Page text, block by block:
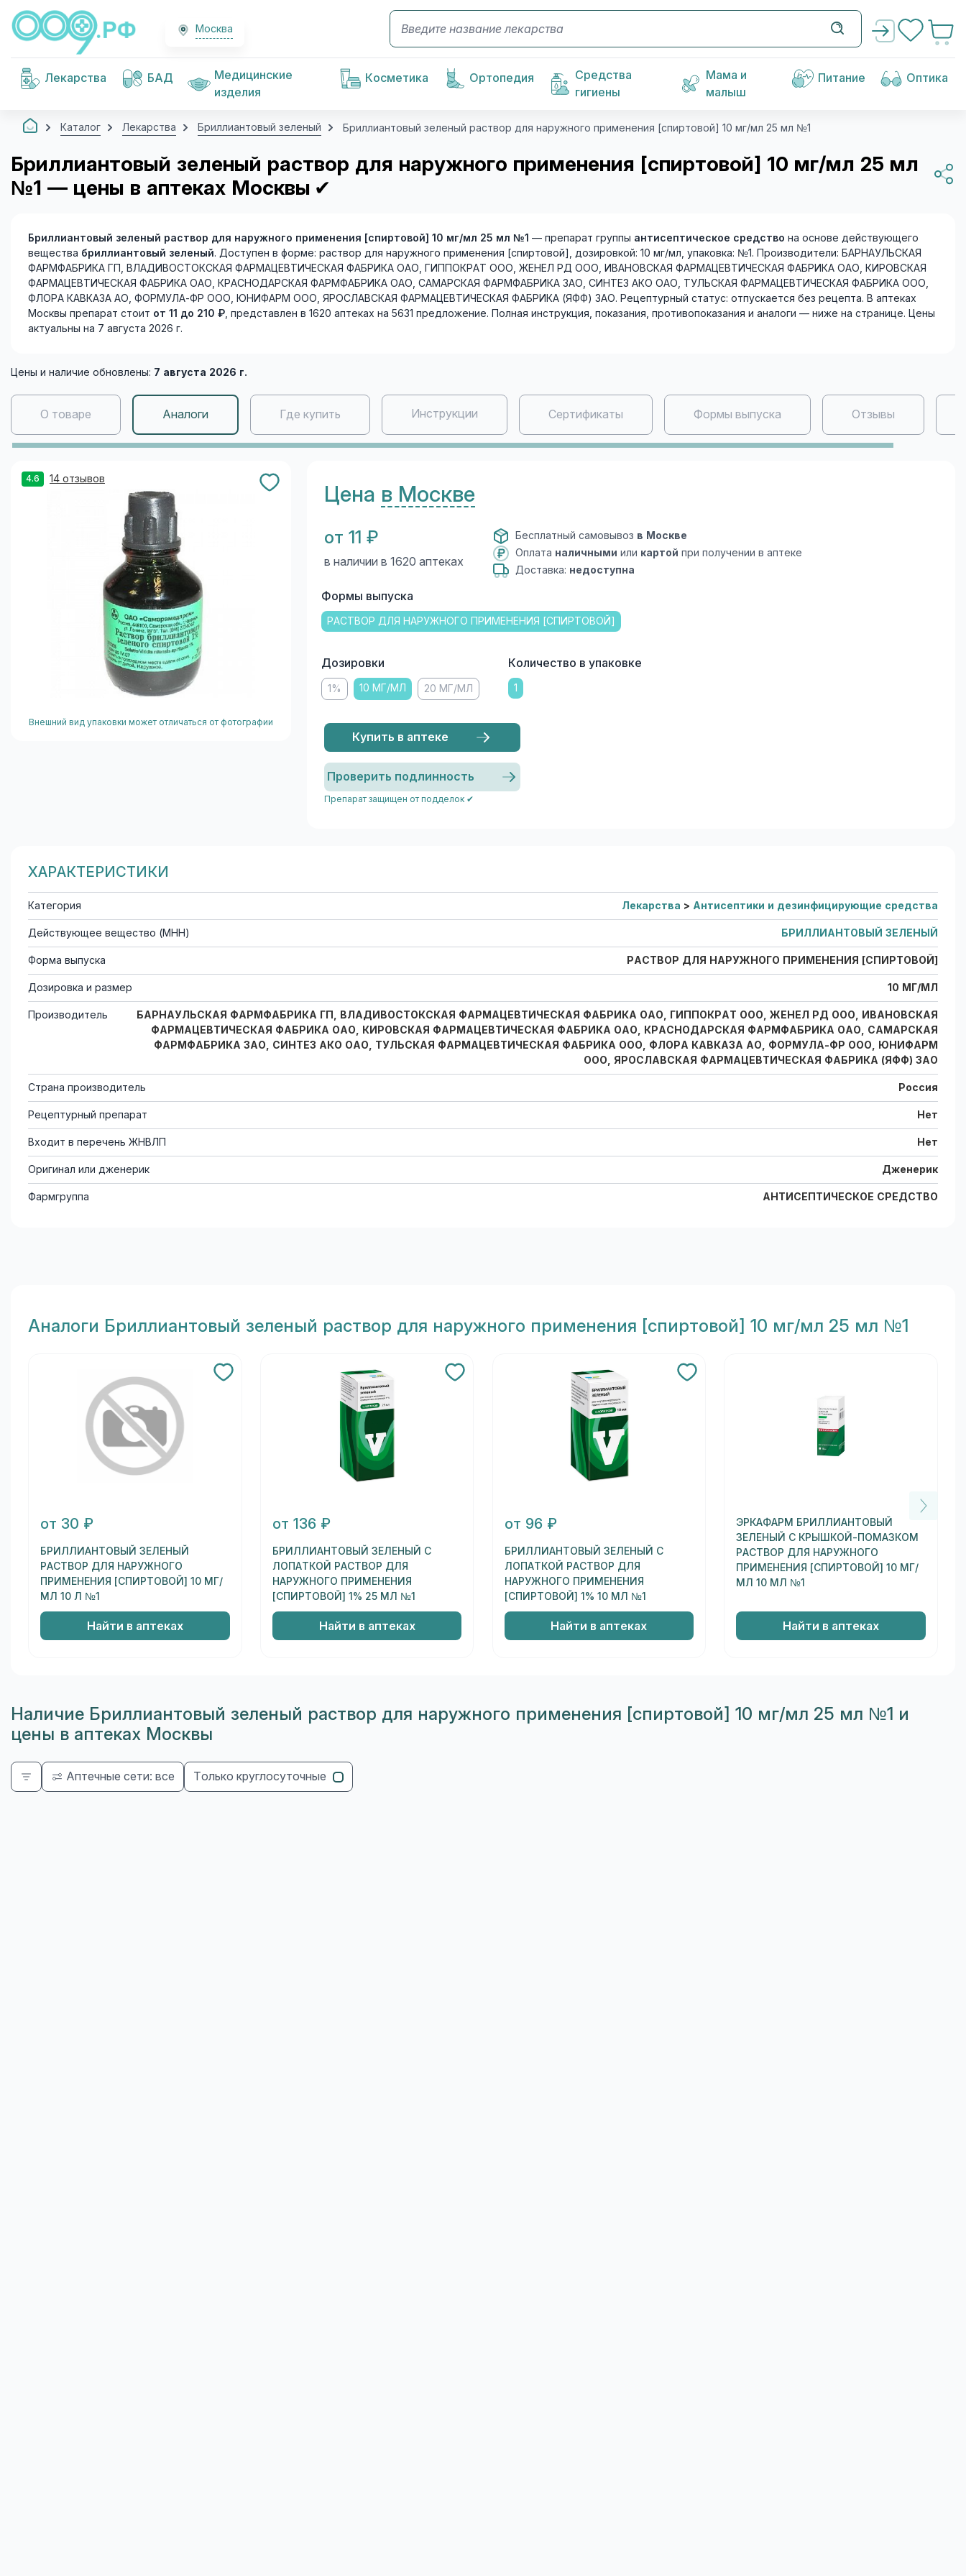
Москва
Лекарства БАД
Медицинские
изделия
Косметика Ортопедия
Средства
гигиены
Мама и
малыш
Питание Оптика
Каталог Лекарства Бриллиантовый зеленый Бриллиантовый зеленый раствор для наружного применения [спиртовой] 10 мг/мл 25 мл №1
Бриллиантовый зеленый раствор для наружного применения [спиртовой] 10 мг/мл 25 мл
№1 — цены в аптеках Москвы ✔
Бриллиантовый зеленый раствор для наружного применения [спиртовой] 10 мг/мл 25 мл №1 — препарат группы антисептическое средство на основе действующего
вещества бриллиантовый зеленый. Доступен в форме: раствор для наружного применения [спиртовой], дозировкой: 10 мг/мл, упаковка: №1. Производители: БАРНАУЛЬСКАЯ
ФАРМФАБРИКА ГП, ВЛАДИВОСТОКСКАЯ ФАРМАЦЕВТИЧЕСКАЯ ФАБРИКА ОАО, ГИППОКРАТ ООО, ЖЕНЕЛ РД ООО, ИВАНОВСКАЯ ФАРМАЦЕВТИЧЕСКАЯ ФАБРИКА ОАО, КИРОВСКАЯ
ФАРМАЦЕВТИЧЕСКАЯ ФАБРИКА ОАО, КРАСНОДАРСКАЯ ФАРМФАБРИКА ОАО, САМАРСКАЯ ФАРМФАБРИКА ЗАО, СИНТЕЗ АКО ОАО, ТУЛЬСКАЯ ФАРМАЦЕВТИЧЕСКАЯ ФАБРИКА OOO,
ФЛОРА КАВКАЗА АО, ФОРМУЛА-ФР ООО, ЮНИФАРМ ООО, ЯРОСЛАВСКАЯ ФАРМАЦЕВТИЧЕСКАЯ ФАБРИКА (ЯФФ) ЗАО. Рецептурный статус: отпускается без рецепта. В аптеках
Москвы препарат стоит от 11 до 210 ₽ , представлен в 1620 аптеках на 5631 предложение. Полная инструкция, показания, противопоказания и аналоги — ниже на странице. Цены
актуальны на 7 августа 2026 г.
Цены и наличие обновлены: 7 августа 2026 г.
О товаре Аналоги Где купить Инструкции Сертификаты Формы выпуска Отзывы
4.6 14 отзывов
Внешний вид упаковки может отличаться от фотографии
Цена в Москве
от 11 ₽
в наличии в 1620 аптеках
Бесплатный самовывоз в Москве
Оплата наличными или картой при получении в аптеке
Доставка: недоступна
Формы выпуска
РАСТВОР ДЛЯ НАРУЖНОГО ПРИМЕНЕНИЯ [СПИРТОВОЙ]
Дозировки
1% 10 МГ/МЛ 20 МГ/МЛ
Количество в упаковке
1
Купить в аптеке
Проверить подлинность
Препарат защищен от подделок ✔
ХАРАКТЕРИСТИКИ
Категория Лекарства > Антисептики и дезинфицирующие средства
Действующее вещество (МНН) БРИЛЛИАНТОВЫЙ ЗЕЛЕНЫЙ
Форма выпуска РАСТВОР ДЛЯ НАРУЖНОГО ПРИМЕНЕНИЯ [СПИРТОВОЙ]
Дозировка и размер 10 МГ/МЛ
Производитель
БАРНАУЛЬСКАЯ ФАРМФАБРИКА ГП, ВЛАДИВОСТОКСКАЯ ФАРМАЦЕВТИЧЕСКАЯ ФАБРИКА ОАО, ГИППОКРАТ ООО, ЖЕНЕЛ РД ООО, ИВАНОВСКАЯ
ФАРМАЦЕВТИЧЕСКАЯ ФАБРИКА ОАО, КИРОВСКАЯ ФАРМАЦЕВТИЧЕСКАЯ ФАБРИКА ОАО, КРАСНОДАРСКАЯ ФАРМФАБРИКА ОАО, САМАРСКАЯ
ФАРМФАБРИКА ЗАО, СИНТЕЗ АКО ОАО, ТУЛЬСКАЯ ФАРМАЦЕВТИЧЕСКАЯ ФАБРИКА OOO, ФЛОРА КАВКАЗА АО, ФОРМУЛА-ФР ООО, ЮНИФАРМ
ООО, ЯРОСЛАВСКАЯ ФАРМАЦЕВТИЧЕСКАЯ ФАБРИКА (ЯФФ) ЗАО
Страна производитель Россия
Рецептурный препарат Нет
Входит в перечень ЖНВЛП Нет
Оригинал или дженерик Дженерик
Фармгруппа АНТИСЕПТИЧЕСКОЕ СРЕДСТВО
Aналоги Бриллиантовый зеленый раствор для наружного применения [спиртовой] 10 мг/мл 25 мл №1
от 30 ₽
БРИЛЛИАНТОВЫЙ ЗЕЛЕНЫЙ
РАСТВОР ДЛЯ НАРУЖНОГО
ПРИМЕНЕНИЯ [СПИРТОВОЙ] 10 МГ/
МЛ 10 Л №1
Найти в аптеках
от 136 ₽
БРИЛЛИАНТОВЫЙ ЗЕЛЕНЫЙ С
ЛОПАТКОЙ РАСТВОР ДЛЯ
НАРУЖНОГО ПРИМЕНЕНИЯ
[СПИРТОВОЙ] 1% 25 МЛ №1
Найти в аптеках
от 96 ₽
БРИЛЛИАНТОВЫЙ ЗЕЛЕНЫЙ С
ЛОПАТКОЙ РАСТВОР ДЛЯ
НАРУЖНОГО ПРИМЕНЕНИЯ
[СПИРТОВОЙ] 1% 10 МЛ №1
Найти в аптеках
ЭРКАФАРМ БРИЛЛИАНТОВЫЙ
ЗЕЛЕНЫЙ С КРЫШКОЙ-ПОМАЗКОМ
РАСТВОР ДЛЯ НАРУЖНОГО
ПРИМЕНЕНИЯ [СПИРТОВОЙ] 10 МГ/
МЛ 10 МЛ №1
Найти в аптеках
Наличие Бриллиантовый зеленый раствор для наружного применения [спиртовой] 10 мг/мл 25 мл №1 и
цены в аптеках Москвы
Аптечные сети: все Только круглосуточные